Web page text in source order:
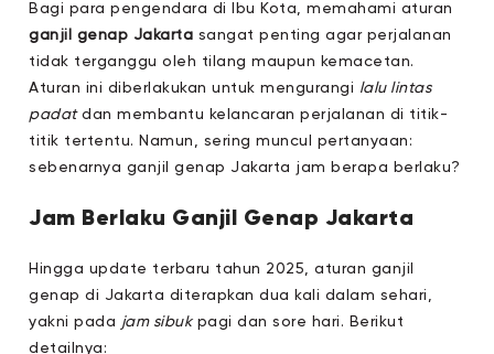
Bagi para pengendara di Ibu Kota, memahami aturan
ganjil genap Jakarta sangat penting agar perjalanan
tidak terganggu oleh tilang maupun kemacetan.
Aturan ini diberlakukan untuk mengurangi lalu lintas
padatdan membantu kelancaran perjalanan di titik-
titik tertentu. Namun, sering muncul pertanyaan:
sebenarnya ganjil genap Jakarta jam berapa berlaku?
Jam Berlaku Ganjil Genap Jakarta
Hingga update terbaru tahun 2025, aturan ganjil
genap di Jakarta diterapkan dua kali dalam sehari,
yakni pada jam sibukpagi dan sore hari. Berikut
detailnya: